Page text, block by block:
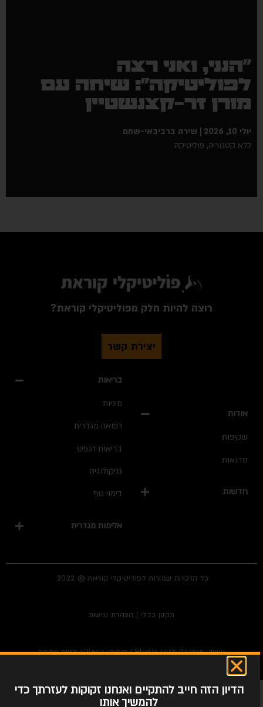
"הנני, ואני רצה
לפוליטיקה": שיחה עם
מורן זר-קצנשטיין
יולי 10, 2026
שירה ברביבאי-שחם
ללא קטגוריה,פוליטיקה
רוצה להיות חלק מפוליטיקלי קוראת?
יצירת קשר
אודות
שקיפות
סדנאות
חדשות
בריאות
מיניות
רפואה מגדרית
בריאות הנפש
גניקולוגיה
דימוי גוף
אלימות מגדרית
כל הזכויות שמורות לפוליטיקלי קוראת @ 2022
תקנון כללי| הצהרת נגישות
עיצוב:Studio Let's Design| פיתוח: ePlace בניית אתרים
הדיון הזה חייב להתקיים ואנחנו זקוקות לעזרתך כדי
להמשיך אותו